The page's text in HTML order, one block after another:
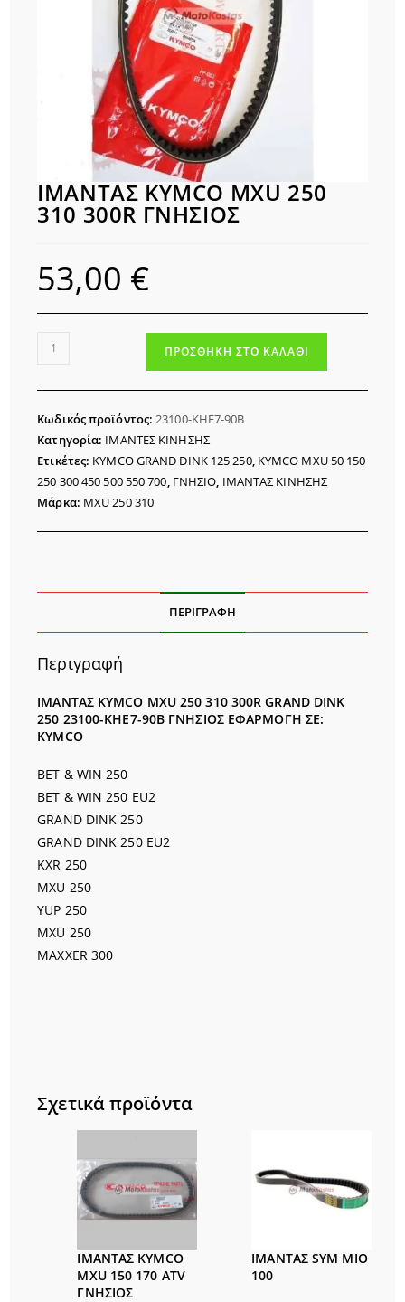
ΙΜΑΝΤΑΣ KYMCO MXU 250
310 300R ΓΝΗΣΙΟΣ
53,00 €
ΙΜΑΝΤΑΣ
MXU
310
300R
ΓΝΗΣΙΟΣ
ποσότητα
ΠΡΟΣΘΉΚΗ ΣΤΟ ΚΑΛΆΘΙ
Κωδικός προϊόντος: 23100-KHE7-90B
Κατηγορία: ΙΜΑΝΤΕΣ ΚΙΝΗΣΗΣ
Ετικέτες: KYMCO GRAND DINK 125 250, KYMCO MXU 50 150
250 300 450 500 550 700 ΓΝΗΣΙΟ ΙΜΑΝΤΑΣ ΚΙΝΗΣΗΣ
Μάρκα: MXU 250 310
ΠΕΡΙΓΡΑΦΉ
Περιγραφή
ΙΜΑΝΤΑΣ KYMCO MXU 250 310 300R GRAND DINK
250 23100-KHE7-90B ΓΝΗΣΙΟΣ ΕΦΑΡΜΟΓΗ ΣΕ:
KYMCO
BET & WIN 250
BET & WIN 250 EU2
GRAND DINK 250
GRAND DINK 250 EU2
KXR 250
MXU 250
YUP 250
MXU 250
MAXXER 300
Σχετικά προϊόντα
ΙΜΑΝΤΑΣ KYMCO
MXU 150 170 ATV
ΓΝΗΣΙΟΣ
ΙΜΑΝΤΑΣ SYM MIO
100